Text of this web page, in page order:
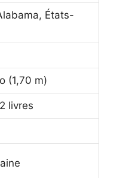
États-
(1,70 m)
livres